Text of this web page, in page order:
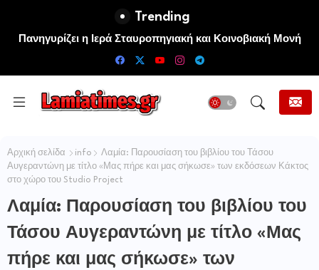
Trending
Πανηγυρίζει η Ιερά Σταυροπηγιακή και Κοινοβιακή Μονή
Μεταμορφώσεως του Σωτήρος Καμενων Βουρλων (Μονή
ΚΚΕ: Το “προσάναµµα” για τις μεγάλες πυρκαγιές είναι οι
τεράστιες ελλείψεις σε µέσα και προσωπικό στην
Αρχική σελίδα info
Λαμία: Παρουσίαση του βιβλίου του Τάσου
Αυγεραντώνη με τίτλο «Μας πήρε και μας σήκωσε» των εκδόσεων Κάκτος
στο χώρο του Studio Project
Λαμία: Παρουσίαση του βιβλίου του
Τάσου Αυγεραντώνη με τίτλο «Μας
πήρε και μας σήκωσε» των